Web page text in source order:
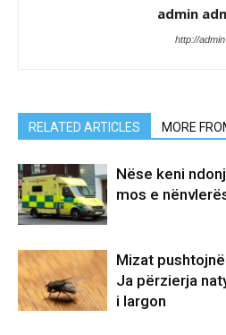
admin
http://admin
RELATED ARTICLES MORE
Nëse keni
mos e
Mizat
Ja përzierja
i largon